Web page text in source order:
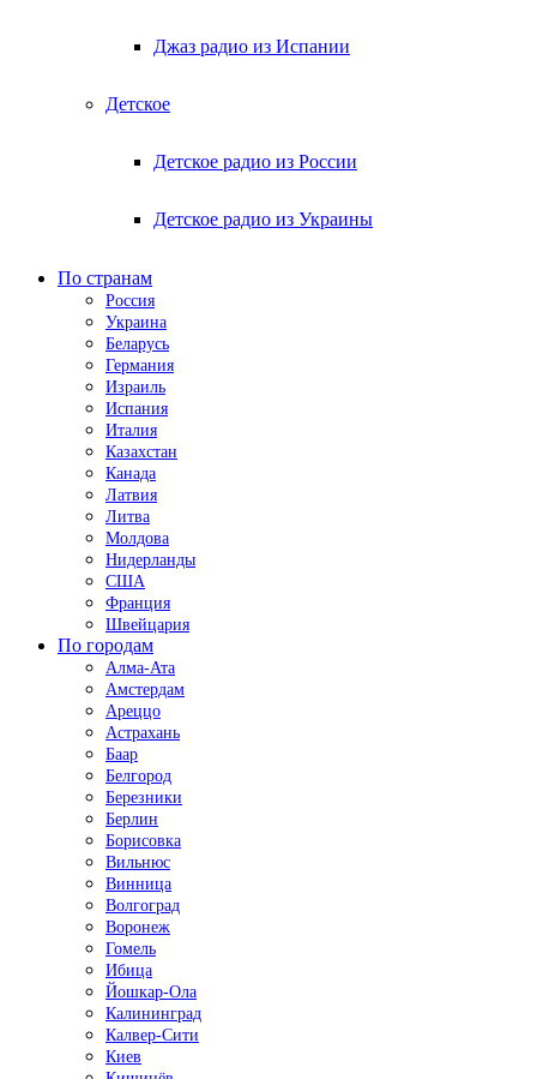
Джаз радио из Испании
Детское
Детское радио из России
Детское радио из Украины
По странам
Россия
Украина
Беларусь
Германия
Израиль
Испания
Италия
Казахстан
Канада
Латвия
Литва
Молдова
Нидерланды
США
Франция
Швейцария
По городам
Алма-Ата
Амстердам
Ареццо
Астрахань
Баар
Белгород
Березники
Берлин
Борисовка
Вильнюс
Винница
Волгоград
Воронеж
Гомель
Ибица
Йошкар-Ола
Калининград
Калвер-Сити
Киев